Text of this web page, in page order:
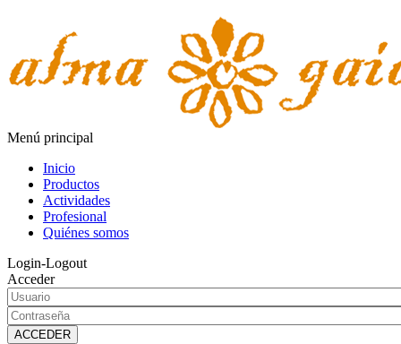
Menú principal
Inicio
Productos
Actividades
Profesional
Quiénes somos
Login-Logout
Acceder